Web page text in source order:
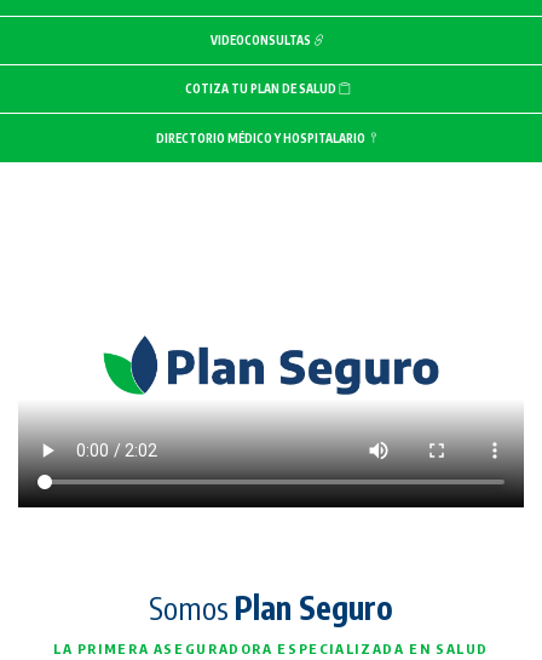
VIDEOCONSULTAS
COTIZA TU PLAN DE SALUD
DIRECTORIO MÉDICO Y HOSPITALARIO
Somos Plan Seguro
LA PRIMERA ASEGURADORA ESPECIALIZADA EN SALUD